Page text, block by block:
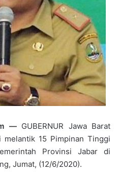
—GUBERNUR Jawa Barat
melantik 15 Pimpinan Tinggi
Provinsi Jabar di
Jumat, (12/6/2020).